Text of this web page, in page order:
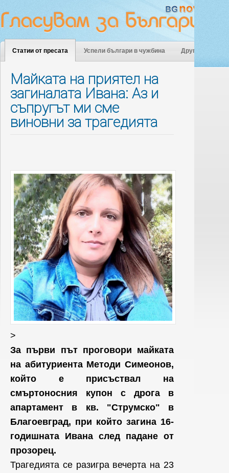
Статии от пресата Успели българи в чужбина Други
Майката на приятел на
загиналата Ивана: Аз и
съпругът ми сме
виновни за трагедията
>
За първи път проговори майката
на абитуриента Методи Симеонов,
който е присъствал на
смъртоносния купон с дрога в
апартамент в кв. "Струмско" в
Благоевград, при който загина 16-
годишната Ивана след падане от
прозорец.
Трагедията се разигра вечерта на 23